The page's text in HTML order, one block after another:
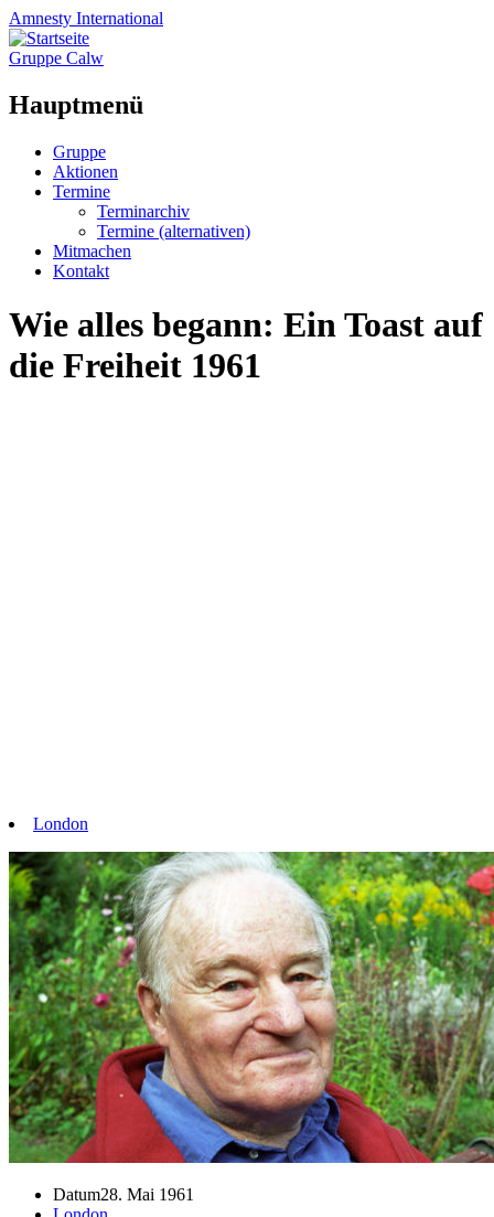
Amnesty International
Gruppe Calw
Hauptmenü
Zum
Inhalt
springen
Gruppe
Aktionen
Termine
Terminarchiv
Termine (alternativen)
Mitmachen
Kontakt
Wie alles begann: Ein Toast auf
die Freiheit 1961
London
Datum28. Mai 1961